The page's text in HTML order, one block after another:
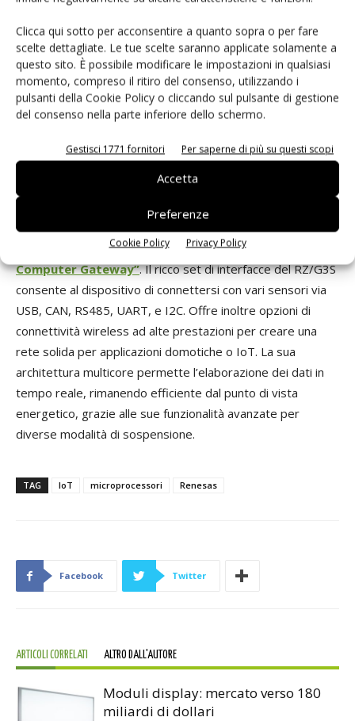
Clicca qui sotto per acconsentire a quanto sopra o per fare
scelte dettagliate. Le tue scelte saranno applicate solamente a
questo sito. È possibile modificare le impostazioni in qualsiasi
momento, compreso il ritiro del consenso, utilizzando i
pulsanti della Cookie Policy o cliccando sul pulsante di gestione
del consenso nella parte inferiore dello schermo.
Gestisci 1771 fornitori Per saperne di più su questi scopi
Accetta
Preferenze
Cookie Policy Privacy Policy
of Trust estremamente robusta, con strumenti di
sicurezza avanzati offerti da IAR, gli sviluppatori potranno
progettare rapidamente prodotti IoT sicuri, ad alte
prestazioni e portarli sul mercato più velocemente."
Winning Combinations
Renesas ha preparato dellesoluzioni complete
sul nuovo MPU RZ/G3S, il quale viene accompagnato da
circuiti integrati di gestione dell’alimentazione (PMIC) e
clock dedicati, per sviluppare la soluzione“Single Board
Computer Gateway”. Il ricco set di interfacce del RZ/G3S
consente al dispositivo di connettersi con vari sensori via
USB, CAN, RS485, UART, e I2C. Offre inoltre opzioni di
connettività wireless ad alte prestazioni per creare una
rete solida per applicazioni domotiche o IoT. La sua
architettura multicore permette l’elaborazione dei dati in
tempo reale, rimanendo efficiente dal punto di vista
energetico, grazie alle sue funzionalità avanzate per
diverse modalità di sospensione.
TAG IoT microprocessori Renesas
Facebook Twitter
ARTICOLI CORRELATI ALTRO DALL'AUTORE
Moduli display: mercato verso 180
miliardi di dollari